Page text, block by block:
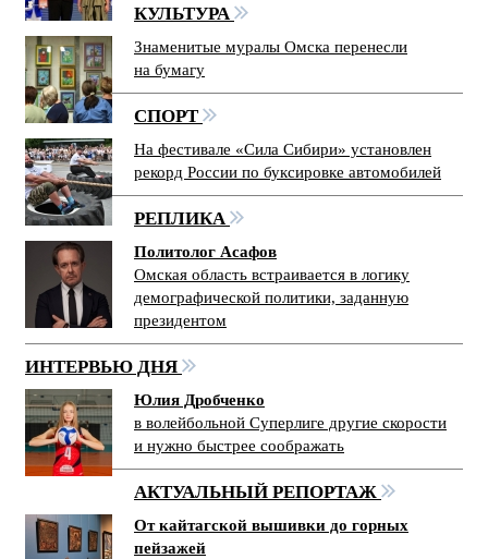
КУЛЬТУРА
Знаменитые муралы Омска перенесли
на бумагу
СПОРТ
На фестивале «Сила Сибири» установлен
рекорд России по буксировке автомобилей
РЕПЛИКА
Политолог Асафов
Омская область встраивается в логику
демографической политики, заданную
президентом
ИНТЕРВЬЮ ДНЯ
Юлия Дробченко
в волейбольной Суперлиге другие скорости
и нужно быстрее соображать
АКТУАЛЬНЫЙ РЕПОРТАЖ
От кайтагской вышивки до горных
пейзажей